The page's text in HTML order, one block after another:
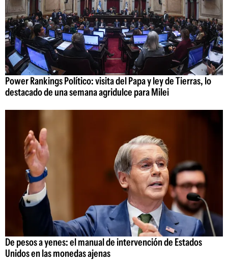
Power Rankings Político: visita del Papa y ley de Tierras, lo
destacado de una semana agridulce para Milei
De pesos a yenes: el manual de intervención de Estados
Unidos en las monedas ajenas